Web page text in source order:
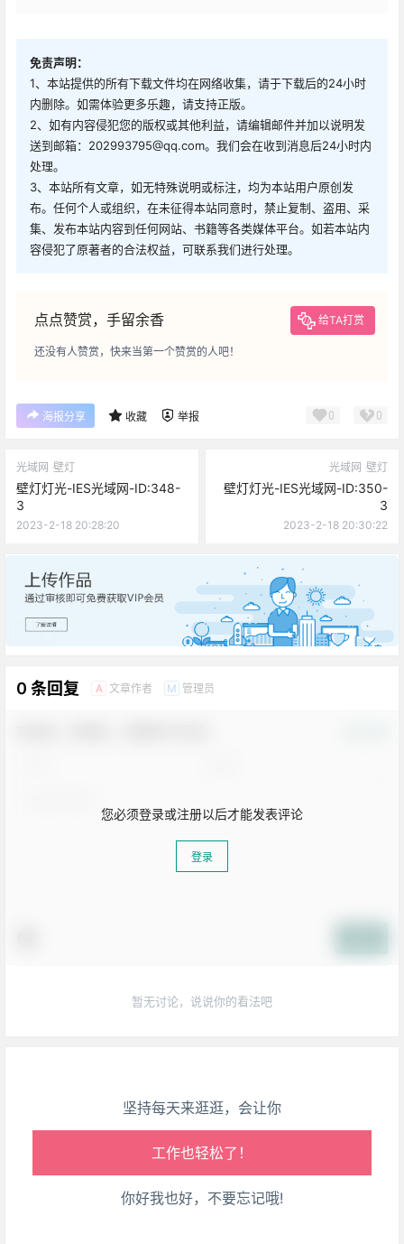
免责声明：
1、本站提供的所有下载文件均在网络收集，请于下载后的24小时
内删除。如需体验更多乐趣，请支持正版。
2、如有内容侵犯您的版权或其他利益，请编辑邮件并加以说明发
送到邮箱：202993795@qq.com。我们会在收到消息后24小时内
处理。
3、本站所有文章，如无特殊说明或标注，均为本站用户原创发
布。任何个人或组织，在未征得本站同意时，禁止复制、盗用、采
集、发布本站内容到任何网站、书籍等各类媒体平台。如若本站内
容侵犯了原著者的合法权益，可联系我们进行处理。
点点赞赏，手留余香 给TA打赏
还没有人赞赏，快来当第一个赞赏的人吧！
海报分享 收藏 举报 0 0
光域网 壁灯
壁灯灯光-IES光域网-ID:348-
3
2023-2-18 20:28:20
光域网 壁灯
壁灯灯光-IES光域网-ID:350-
3
2023-2-18 20:30:22
广告
0 条回复 A 文章作者 M 管理员
您必须登录或注册以后才能发表评论
登录
暂无讨论，说说你的看法吧
坚持每天来逛逛，会让你
腰也不酸了！
工作也轻松了！
你好我也好，不要忘记哦!